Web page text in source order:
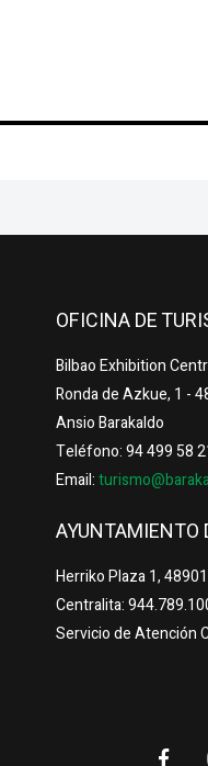
OFICINA DE
Bilbao Exhibition
Ronda de Azkue, 1 -
Ansio Barakaldo
Teléfono: 94 499 58
Email:
AYUNTAMIENTO
Herriko Plaza 1, 48901
Centralita:
Servicio de Atención